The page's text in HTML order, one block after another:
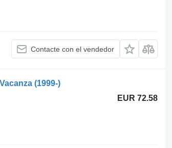
Contacte con el vendedor
(1999-)
EUR 72.58